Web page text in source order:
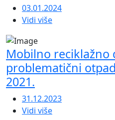
03.01.2024
Vidi više
Mobilno reciklažno
problematični
2021.
31.12.2023
Vidi više